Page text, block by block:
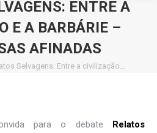
ENTRE A
E A BARBÁRIE –
AFINADAS
Selvagens: Entre a civilização…
para o debate Relatos